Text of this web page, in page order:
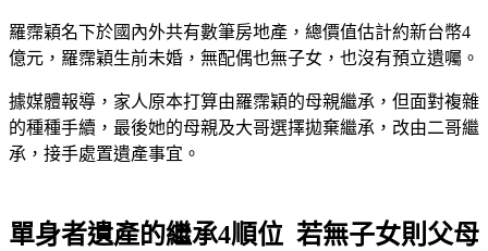
羅霈穎名下於國內外共有數筆房地產，總價值估計約新台幣4
億元，羅霈穎生前未婚，無配偶也無子女，也沒有預立遺囑。
據媒體報導，家人原本打算由羅霈穎的母親繼承，但面對複雜
的種種手續，最後她的母親及大哥選擇拋棄繼承，改由二哥繼
承，接手處置遺產事宜。
單身者遺產的繼承4順位 若無子女則父母